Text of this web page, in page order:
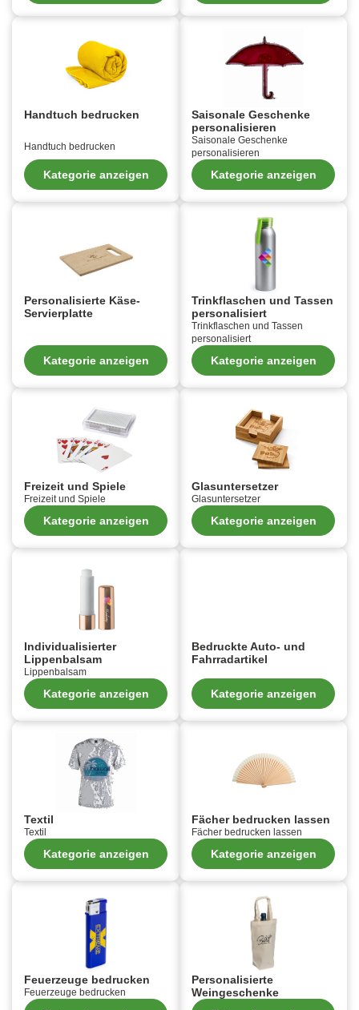
Handtuch bedrucken
Handtuch bedrucken
Kategorie anzeigen
Saisonale Geschenke
personalisieren
Saisonale Geschenke
personalisieren
Kategorie anzeigen
Personalisierte Käse-
Servierplatte
Kategorie anzeigen
Trinkflaschen und Tassen
personalisiert
Trinkflaschen und Tassen
personalisiert
Kategorie anzeigen
Freizeit und Spiele
Freizeit und Spiele
Kategorie anzeigen
Glasuntersetzer
Glasuntersetzer
Kategorie anzeigen
Individualisierter
Lippenbalsam
Lippenbalsam
Kategorie anzeigen
Bedruckte Auto- und
Fahrradartikel
Kategorie anzeigen
Textil
Textil
Kategorie anzeigen
Fächer bedrucken lassen
Fächer bedrucken lassen
Kategorie anzeigen
Feuerzeuge bedrucken
Feuerzeuge bedrucken
Personalisierte
Weingeschenke